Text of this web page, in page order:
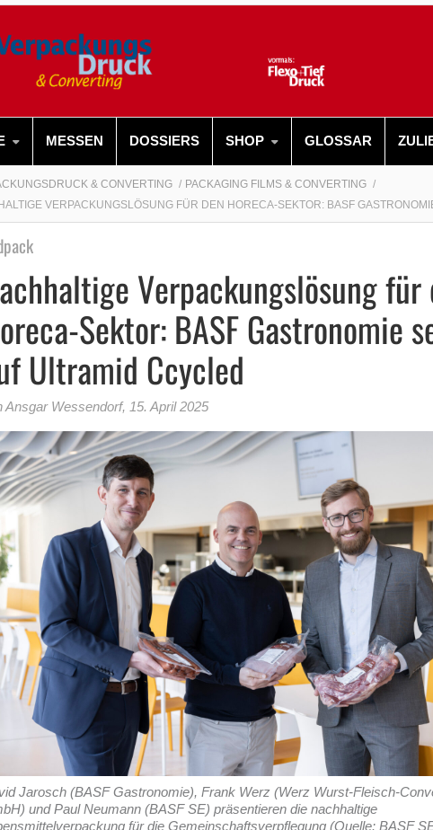
MESSEN DOSSIERS SHOP GLOSSAR
& CONVERTING
PACKAGING FILMS & CONVERTING
VERPACKUNGSLÖSUNG FÜR DEN HORECA-SEKTOR: BASF
Verpackungslösung für
Sektor: BASF Gastronomie
Ultramid Ccycled
Ansgar Wessendorf, 15. April 2025
Jarosch (BASF Gastronomie), Frank Werz (Werz Wurst-Fleisch-
und Paul Neumann (BASF SE) präsentieren die nachhaltige
für die Gemeinschaftsverpflegung (Quelle: BASF